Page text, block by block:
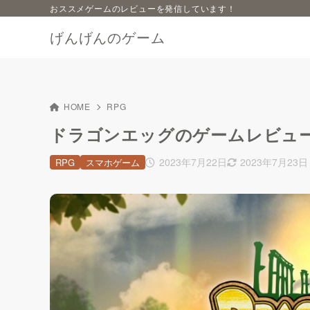
げんげんのゲーム
おススメゲームのレビューを発信しています！
HOME RPG
ドラゴンエッグのゲームレビュ
2023年7月22日 2023年7月23日
RPG スマホゲーム